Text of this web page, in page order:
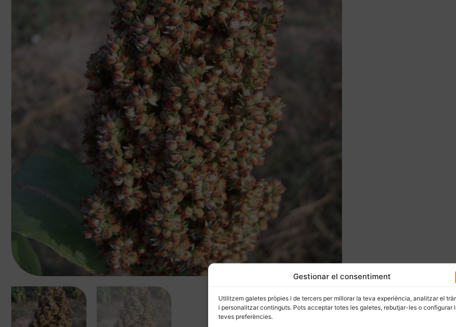
Gestionar el consentiment
Utilitzem galetes pròpies i de tercers per millorar la teva experiència, analitzar el
i personalitzar continguts. Pots acceptar totes les galetes, rebutjar-les o configurar
teves preferències.